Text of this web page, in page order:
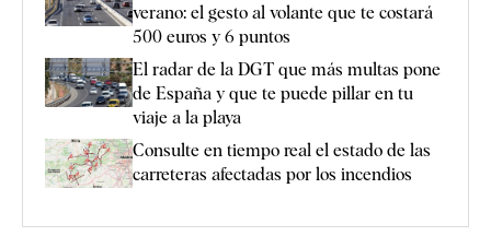
verano: el gesto al volante que te costará
500 euros y 6 puntos
El radar de la DGT que más multas pone
de España y que te puede pillar en tu
viaje a la playa
Consulte en tiempo real el estado de las
carreteras afectadas por los incendios